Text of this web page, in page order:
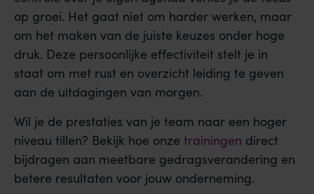
op groei. Het gaat niet om harder werken, maar
om het maken van de juiste keuzes onder hoge
druk. Deze persoonlijke effectiviteit stelt je in
staat om met rust en overzicht leiding te geven
aan de uitdagingen van morgen.
Wil je de prestaties van je team naar een hoger
niveau tillen? Bekijk hoe onze trainingen direct
bijdragen aan meetbare gedragsverandering en
betere resultaten voor jouw onderneming.